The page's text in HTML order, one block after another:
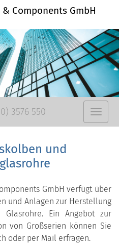
Components GmbH
3576 550
und
GmbH verfügt über
und Anlagen zur Herstellung
Ein Angebot zur
von Großserien können Sie
oder per Mail erfragen.